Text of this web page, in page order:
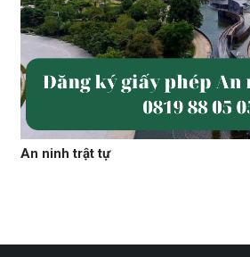
An ninh trật tự